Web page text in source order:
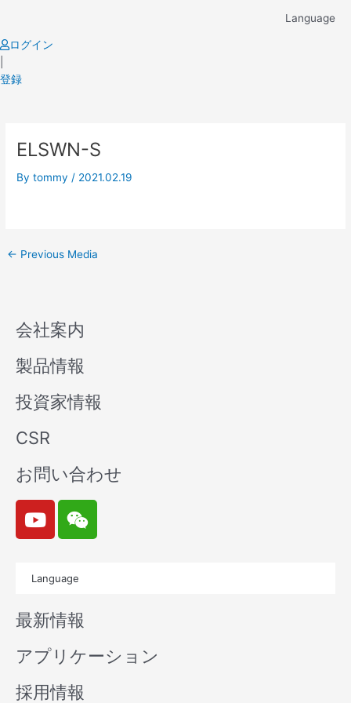
content
Language
ログイン
登録
ELSWN-S
Bytommy / 2021.02.19
navigation
← Previous Media
会社案内
製品情報
投資家情報
CSR
お問い合わせ
Y
o
u
b
e
W
e
i
n
Language
最新情報
アプリケーション
採用情報